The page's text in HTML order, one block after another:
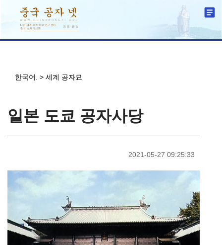
한국어. > 세계 공자묘
일본 도쿄 공자사당
2021-05-27 09:25:33